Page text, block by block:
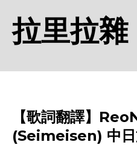
拉里拉雜
【歌詞翻譯】
(Seimeisen) 中